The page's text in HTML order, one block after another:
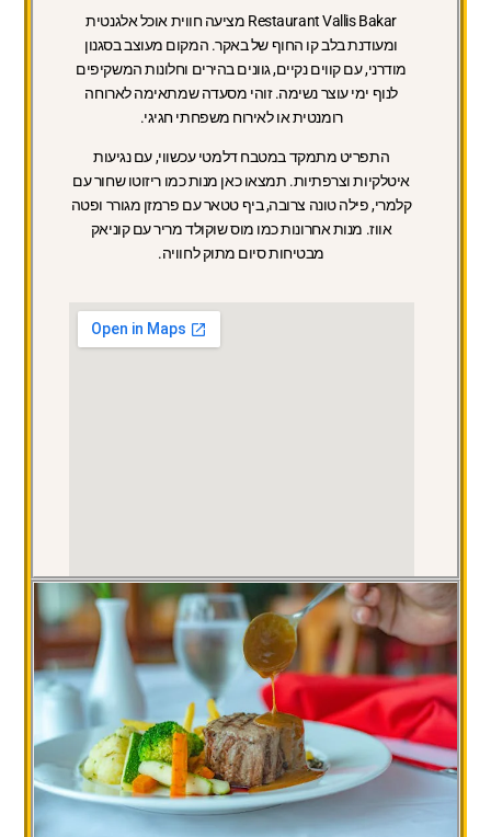
Restaurant Vallis Bakar מציעה חווית אוכל אלגנטית
ומעודנת בלב קו החוף של באקר. המקום מעוצב בסגנון
מודרני, עם קווים נקיים, גוונים בהירים וחלונות המשקיפים
לנוף ימי עוצר נשימה. זוהי מסעדה שמתאימה לארוחה
רומנטית או לאירוח משפחתי חגיגי.
התפריט מתמקד במטבח דלמטי עכשווי, עם נגיעות
איטלקיות וצרפתיות. תמצאו כאן מנות כמו ריזוטו שחור עם
קלמרי, פילה טונה צרובה, ביף טטאר עם פרמזן מגורר ופטה
אווז. מנות אחרונות כמו מוס שוקולד מריר עם קוניאק
מבטיחות סיום מתוק לחוויה.